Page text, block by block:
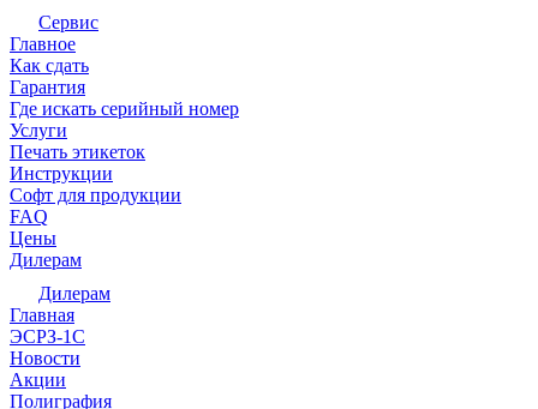
Сервис
Главное
Как сдать
Гарантия
Где искать серийный номер
Услуги
Печать этикеток
Инструкции
Софт для продукции
FAQ
Цены
Дилерам
Дилерам
Главная
ЭСРЗ-1С
Новости
Акции
Полиграфия